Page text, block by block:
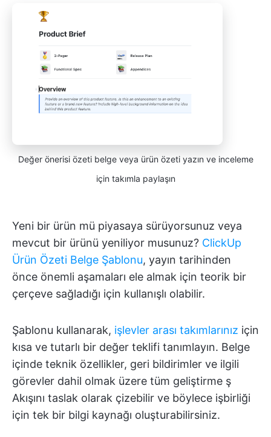
Değer önerisi özeti belge veya ürün özeti yazın ve inceleme
için takımla paylaşın
Yeni bir ürün mü piyasaya sürüyorsunuz veya
mevcut bir ürünü yeniliyor musunuz? ClickUp
Ürün Özeti Belge Şablonu, yayın tarihinden
önce önemli aşamaları ele almak için teorik bir
çerçeve sağladığı için kullanışlı olabilir.
Şablonu kullanarak, işlevler arası takımlarınız için
kısa ve tutarlı bir değer teklifi tanımlayın. Belge
içinde teknik özellikler, geri bildirimler ve ilgili
görevler dahil olmak üzere tüm geliştirme ş
Akışını taslak olarak çizebilir ve böylece işbirliği
için tek bir bilgi kaynağı oluşturabilirsiniz.